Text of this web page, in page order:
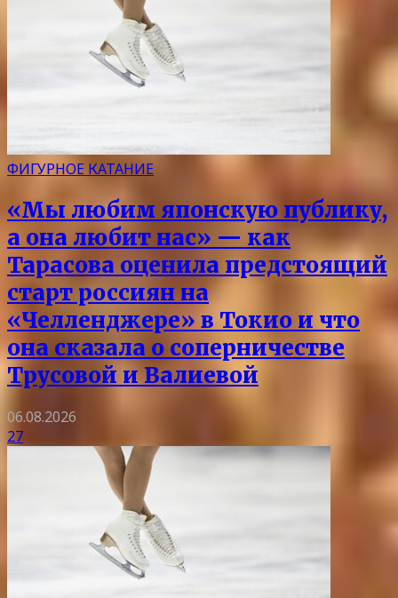
ФИГУРНОЕ КАТАНИЕ
«Мы любим японскую публику,
а она любит нас» — как
Тарасова оценила предстоящий
старт россиян на
«Челленджере» в Токио и что
она сказала о соперничестве
Трусовой и Валиевой
06.08.2026
27